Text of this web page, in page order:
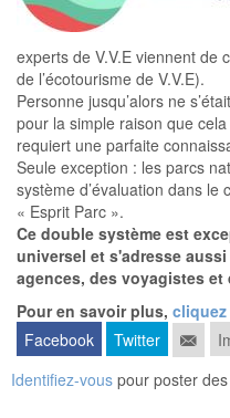
experts de V.V.E viennent de
de l’écotourisme de V.V.E).
Personne jusqu’alors ne
pour la simple raison que
requiert une parfaite
Seule exception : les parcs
système d’évaluation dans le
« Esprit Parc ».
Ce double système est
universel et s'adresse
agences, des voyagistes et
Pour en savoir plus,
Facebook
Twitter
Identifiez-vous pour poster